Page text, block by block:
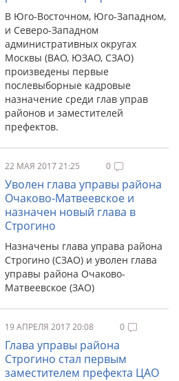
В Юго-Восточном, Юго-Западном,
и Северо-Западном
административных округах
Москвы (ВАО, ЮЗАО, СЗАО)
произведены первые
послевыборные кадровые
назначение среди глав управ
районов и заместителей
префектов.
22 МАЯ 2017 21:25 0
Уволен глава управы района
Очаково-Матвеевское и
назначен новый глава в
Строгино
Назначены глава управа района
Строгино (СЗАО) и уволен глава
управы района Очаково-
Матвеевское (ЗАО)
19 АПРЕЛЯ 2017 20:08 0
Глава управы района
Строгино стал первым
заместителем префекта ЦАО